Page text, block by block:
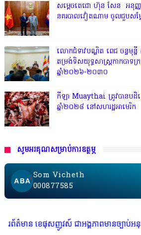
សម្តេចតេជោ ហ៊ុន សែន អនុញ្ញា
នគរបាលវៀតណាម ចូលជួបសម្ត
លោកជំទាវបណ្ឌិត ពេជ ចន្ទមុ
តម្រង់ទិសយុទ្ធសាស្ត្រកាកបាទក្
ឆ្នាំ២០២៦-២០៣០
កីឡា Muaythai ត្រូវបានបដិ
ឆ្នាំ២០២៨ នៅសហរដ្ឋអាមេរិក
សូមអរគុណសម្រាប់ការឧត្ថម្ភ
Som Vicheth
000877585
ផុសញូវស៍ ជាអង្គភាពមានច្បាប់អនុញ្ញាតិដោយក្